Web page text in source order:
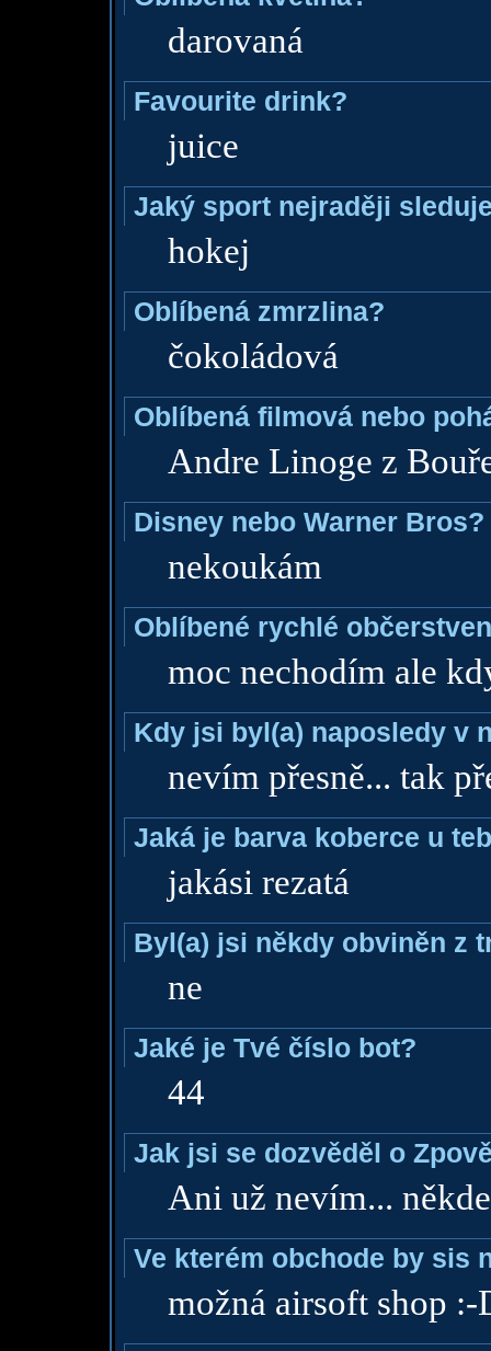
darovaná
Favourite drink?
juice
Jaký sport nejraději
hokej
Oblíbená zmrzlina?
čokoládová
Oblíbená filmová nebo
Andre Linoge z
Disney nebo Warner Bros?
nekoukám
Oblíbené rychlé
moc nechodím ale
Kdy jsi byl(a) naposledy v
nevím přesně... tak
Jaká je barva koberce u
jakási rezatá
Byl(a) jsi někdy obviněn z
ne
Jaké je Tvé číslo bot?
44
Jak jsi se dozvěděl o
Ani už nevím...
Ve kterém obchode by sis
možná airsoft shop :-